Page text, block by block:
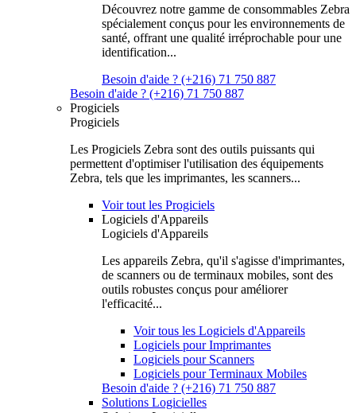
Découvrez notre gamme de consommables Zebra
spécialement conçus pour les environnements de
santé, offrant une qualité irréprochable pour une
identification...
Besoin d'aide ? (+216) 71 750 887
Besoin d'aide ? (+216) 71 750 887
Progiciels
Progiciels
Les Progiciels Zebra sont des outils puissants qui
permettent d'optimiser l'utilisation des équipements
Zebra, tels que les imprimantes, les scanners...
Voir tout les Progiciels
Logiciels d'Appareils
Logiciels d'Appareils
Les appareils Zebra, qu'il s'agisse d'imprimantes,
de scanners ou de terminaux mobiles, sont des
outils robustes conçus pour améliorer
l'efficacité...
Voir tous les Logiciels d'Appareils
Logiciels pour Imprimantes
Logiciels pour Scanners
Logiciels pour Terminaux Mobiles
Besoin d'aide ? (+216) 71 750 887
Solutions Logicielles